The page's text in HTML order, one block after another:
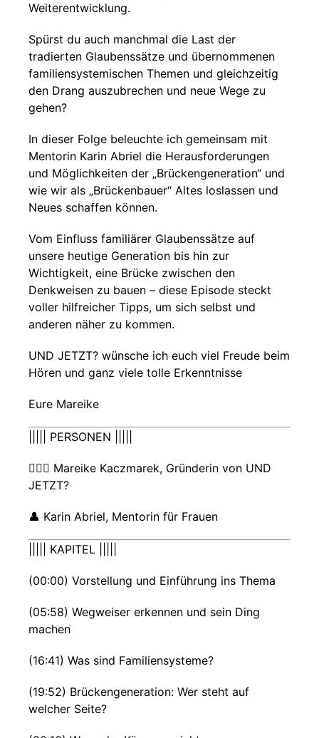
Weiterentwicklung.
Spürst du auch manchmal die Last der
tradierten Glaubenssätze und übernommenen
familiensystemischen Themen und gleichzeitig
den Drang auszubrechen und neue Wege zu
gehen?
In dieser Folge beleuchte ich gemeinsam mit
Mentorin Karin Abriel die Herausforderungen
und Möglichkeiten der „Brückengeneration“ und
wie wir als „Brückenbauer“ Altes loslassen und
Neues schaffen können.
Vom Einfluss familiärer Glaubenssätze auf
unsere heutige Generation bis hin zur
Wichtigkeit, eine Brücke zwischen den
Denkweisen zu bauen – diese Episode steckt
voller hilfreicher Tipps, um sich selbst und
anderen näher zu kommen.
UND JETZT? wünsche ich euch viel Freude beim
Hören und ganz viele tolle Erkenntnisse
Eure Mareike
||||| PERSONEN |||||
🙋🏻‍♀️ Mareike Kaczmarek, Gründerin von UND
JETZT?
👤 Karin Abriel, Mentorin für Frauen
||||| KAPITEL |||||
(00:00) Vorstellung und Einführung ins Thema
(05:58) Wegweiser erkennen und sein Ding
machen
(16:41) Was sind Familiensysteme?
(19:52) Brückengeneration: Wer steht auf
welcher Seite?